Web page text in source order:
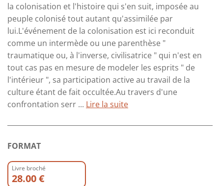
la colonisation et l'histoire qui s'en suit, imposée au
peuple colonisé tout autant qu'assimilée par
lui.L'événement de la colonisation est ici reconduit
comme un intermède ou une parenthèse "
traumatique ou, à l'inverse, civilisatrice " qui n'est en
tout cas pas en mesure de modeler les esprits " de
l'intérieur ", sa participation active au travail de la
culture étant de fait occultée.Au travers d'une
confrontation serr ... Lire la suite
FORMAT
Livre broché
28.00 €